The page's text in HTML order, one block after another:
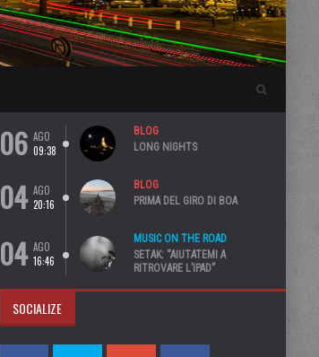
06 AGO
09:38
BLOG
LONG NIGHTS
04 AGO
20:16
BLOG
PRIMA DEL GIRO DI BOA
04 AGO
16:46
MUSIC ON THE ROAD
SETAK: “AIUTATEMI A
RITROVARE L’IPAD”
SOCIALIZE